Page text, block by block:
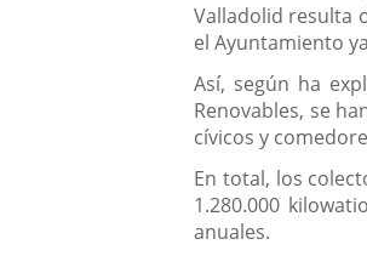
aplicación
externa.
Valladolid resulta
el Ayuntamiento
Así, según ha
Renovables, se
cívicos y
En total, los
1.280.000
anuales.